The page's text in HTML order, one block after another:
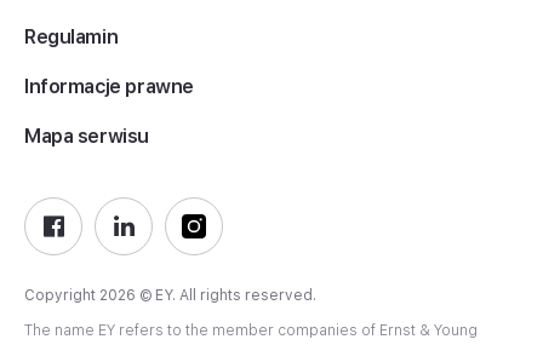
Regulamin
Informacje prawne
Mapa serwisu
Copyright 2026 © EY. All rights reserved.
The name EY refers to the member companies of Ernst & Young